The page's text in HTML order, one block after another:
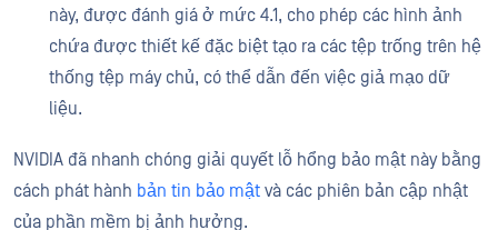
này, được đánh giá ở mức 4.1, cho phép các hình ảnh
chứa được thiết kế đặc biệt tạo ra các tệp trống trên hệ
thống tệp máy chủ, có thể dẫn đến việc giả mạo dữ
liệu.
NVIDIA đã nhanh chóng giải quyết lỗ hổng bảo mật này bằng
cách phát hành bản tin bảo mật và các phiên bản cập nhật
của phần mềm bị ảnh hưởng.